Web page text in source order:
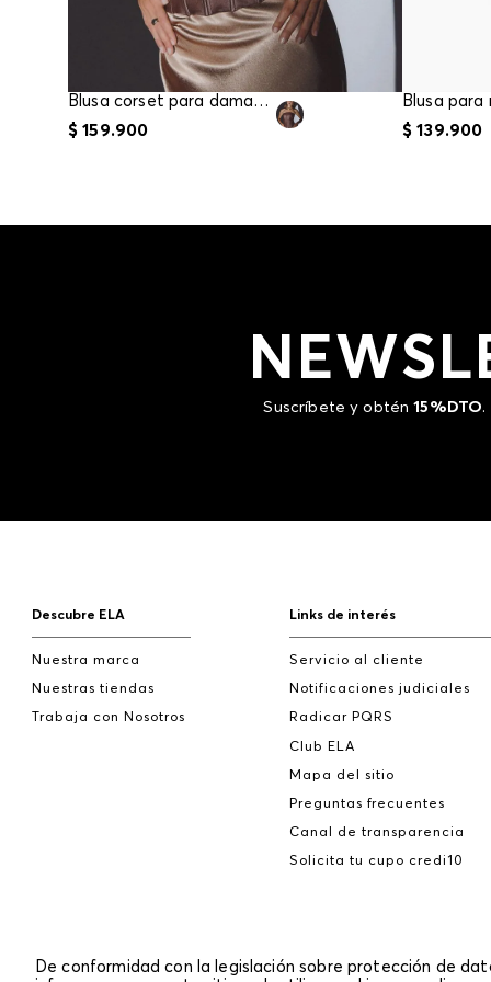
Blusa corset para dama strapless
$ 159.900 $ 139.900
Suscríbete y obtén15%DTO.
Descubre ELA
Nuestra marca
Nuestras tiendas
Trabaja con Nosotros
Links de interés
Servicio al cliente
Notificaciones judiciales
Radicar PQRS
Club ELA
Mapa del sitio
Preguntas frecuentes
Canal de transparencia
Solicita tu cupo credi10
De conformidad con la legislación sobre protección de